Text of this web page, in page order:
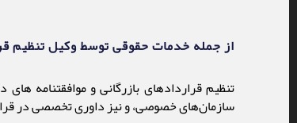
از جمله خدمات حقوقی توسط وکیل تنظیم
تنظیم قراردادها‌ی بازرگانی و موافقتنامه
سازمان‌های خصوصی، و نیز داوری تخصصی در